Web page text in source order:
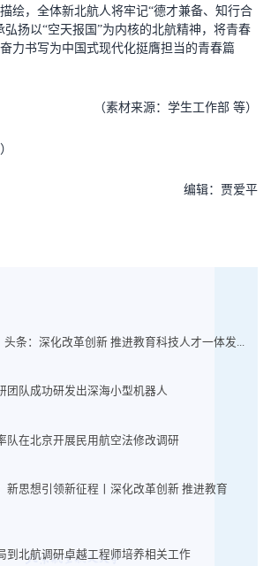
绘，全体新北航人将牢记“德才兼备、知行合
弘扬以“空天报国”为内核的北航精神，将青春
力书写为中国式现代化挺膺担当的青春篇
（素材来源：学生工作部 等）
编辑：贾爱平
条：深化改革创新 推进教育科技人才一体发...
团队成功研发出深海小型机器人
队在北京开展民用航空法修改调研
新思想引领新征程丨深化改革创新 推进教育
到北航调研卓越工程师培养相关工作